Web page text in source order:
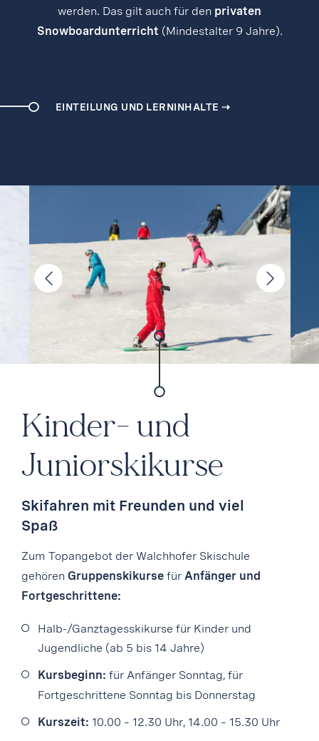
werden. Das gilt auch für den privaten
Snowboardunterricht (Mindestalter 9 Jahre).
EINTEILUNG UND LERNINHALTE ⇢
Kinder- und
Junior­skikurse
Skifahren mit Freunden und viel
Spaß
Zum Topangebot der Walchhofer Skischule
gehören Gruppenskikurse für Anfänger und
Fortgeschrittene:
Halb-/Ganztagesskikurse für Kinder und
Jugendliche (ab 5 bis 14 Jahre)
Kursbeginn: für Anfänger Sonntag, für
Fortgeschrittene Sonntag bis Donnerstag
Kurszeit: 10.00 – 12.30 Uhr, 14.00 – 15.30 Uhr